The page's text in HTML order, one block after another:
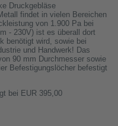
Druckgebläse
findet in vielen Bereichen
von 1.900 Pa bei
- 230V) ist es überall dort
benötigt wird, sowie bei
und Handwerk! Das
90 mm Durchmesser sowie
Befestigungslöcher befestigt
bei EUR 395,00